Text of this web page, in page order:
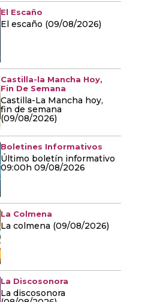
El Escaño
El escaño (09/08/2026)
Castilla-la Mancha Hoy,
Fin De Semana
Castilla-La Mancha hoy,
fin de semana
(09/08/2026)
Boletines Informativos
Último boletín informativo
09:00h 09/08/2026
La Colmena
La colmena (09/08/2026)
La Discosonora
La discosonora